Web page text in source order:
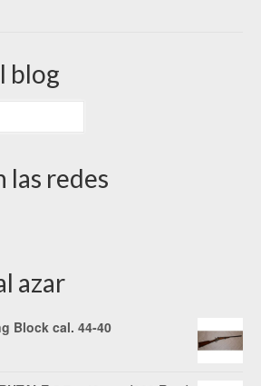
blog
las redes
azar
Block cal. 44-40